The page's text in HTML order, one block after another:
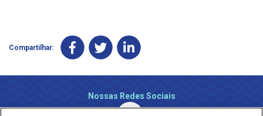
Compartilhar:
Nossas Redes Sociais